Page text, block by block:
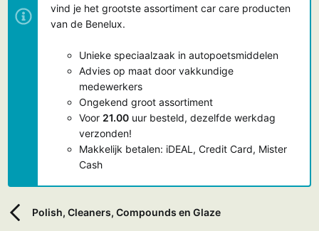
vind je het grootste assortiment car care producten
van de Benelux.
Unieke speciaalzaak in autopoetsmiddelen
Advies op maat door vakkundige
medewerkers
Ongekend groot assortiment
Voor 21.00 uur besteld, dezelfde werkdag
verzonden!
Makkelijk betalen: iDEAL, Credit Card, Mister
Cash
Polish, Cleaners, Compounds en Glaze